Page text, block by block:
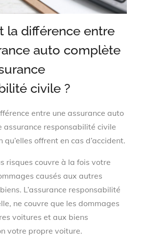
la différence entre
auto complète
civile ?
entre une assurance auto
assurance responsabilité civile
offrent en cas d’accident.
risques couvre à la fois votre
causés aux autres
L’assurance responsabilité
ne couvre que les dommages
voitures et aux biens
votre propre voiture.